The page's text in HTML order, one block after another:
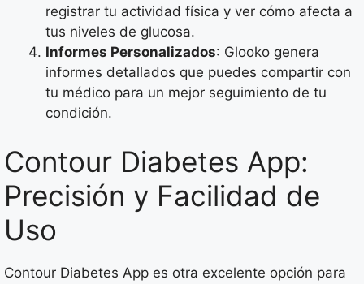
registrar tu actividad física y ver cómo afecta a
tus niveles de glucosa.
Informes Personalizados: Glooko genera
informes detallados que puedes compartir con
tu médico para un mejor seguimiento de tu
condición.
Contour Diabetes App:
Precisión y Facilidad de
Uso
Contour Diabetes App es otra excelente opción para